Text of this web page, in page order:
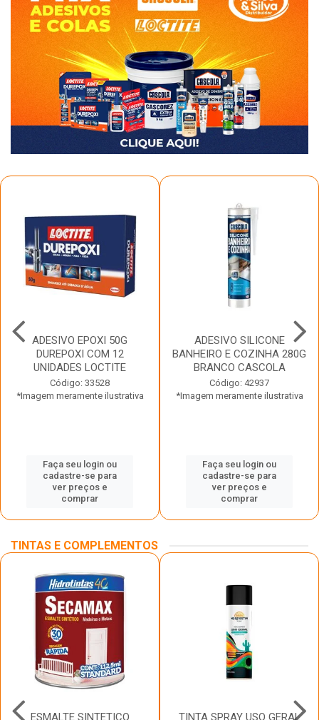
ADESIVO EPOXI 50G
DUREPOXI COM 12
UNIDADES LOCTITE
Código: 33528
*Imagem meramente ilustrativa
Faça seu login ou
cadastre-se para
ver preços e
comprar
ADESIVO SILICONE
BANHEIRO E COZINHA 280G
BRANCO CASCOLA
Código: 42937
*Imagem meramente ilustrativa
Faça seu login ou
cadastre-se para
ver preços e
comprar
TINTAS E COMPLEMENTOS
ESMALTE SINTETICO TINTA SPRAY USO GERAL